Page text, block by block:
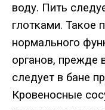
воду. Пить
глотками. Такое
нормального
органов, прежде
следует в бане
Кровеносные